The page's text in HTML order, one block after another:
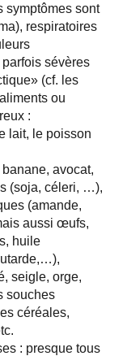
symptômes sont
respiratoires
sévères
(cf. les
ou
:
lait, le poisson
avocat,
(soja, céleri, …),
(amande,
aussi œufs,
huile
seigle, orge,
souches
céréales,
: presque tous